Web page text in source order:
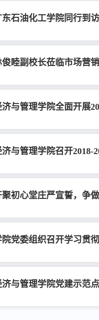
东石油化工学院同行到
俊睦副校长莅临市场营
济与管理学院全面开展
济与管理学院召开2018-
聚初心堂庄严宣誓，争
院党委组织召开学习贯
济与管理学院党建示范